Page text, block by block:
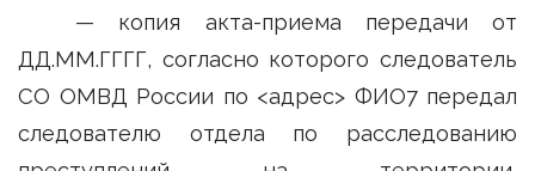
— копия акта-приема передачи от
ДД.ММ.ГГГГ, согласно которого следователь
СО ОМВД России по <адрес> ФИО7 передал
следователю отдела по расследованию